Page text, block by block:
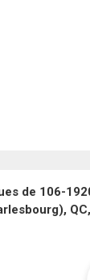
de 106-